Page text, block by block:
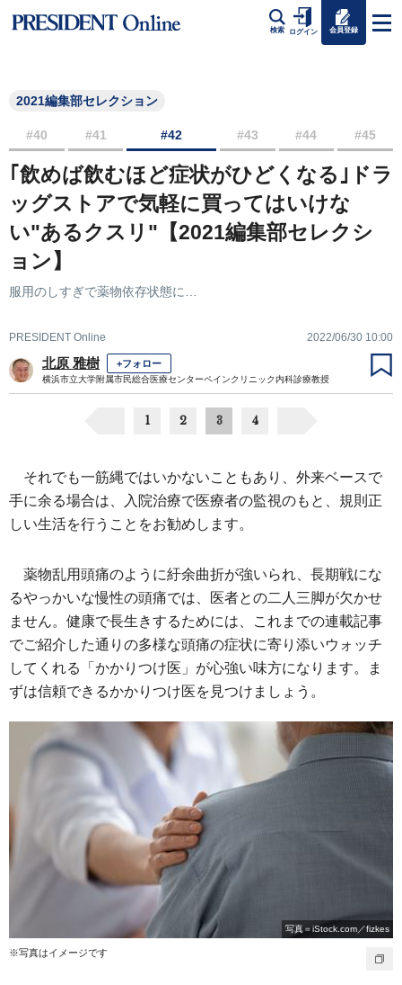
検索 ログイン 会員登録
2021編集部セレクション
#40 #41 #42 #43 #44 #45
｢飲めば飲むほど症状がひどくなる｣ドラ
ッグストアで気軽に買ってはいけな
い"あるクスリ"【2021編集部セレクシ
ョン】
服用のしすぎで薬物依存状態に…
PRESIDENT Online 2022/06/30 10:00
北原 雅樹 +フォロー
横浜市立大学附属市民総合医療センターペインクリニック内科診療教授
1 2 3 4
それでも一筋縄ではいかないこともあり、外来ベースで
手に余る場合は、入院治療で医療者の監視のもと、規則正
しい生活を行うことをお勧めします。
薬物乱用頭痛のように紆余曲折が強いられ、長期戦にな
るやっかいな慢性の頭痛では、医者との二人三脚が欠かせ
ません。健康で長生きするためには、これまでの連載記事
でご紹介した通りの多様な頭痛の症状に寄り添いウォッチ
してくれる「かかりつけ医」が心強い味方になります。ま
ずは信頼できるかかりつけ医を見つけましょう。
写真＝iStock.com／fizkes
※写真はイメージです